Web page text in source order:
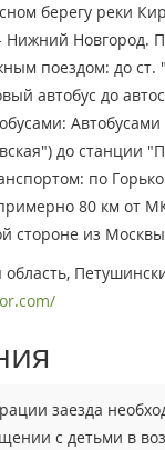
берегу реки
Нижний Новгород.
поездом: до
автобус до
до станции
по
80 км от
стороне из
область,
заезда
с детьми в